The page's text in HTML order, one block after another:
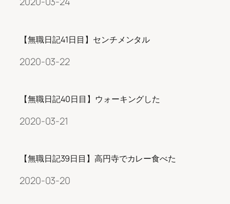
【無職日記41日目】センチメンタル
2020-03-22
【無職日記40日目】ウォーキングした
2020-03-21
【無職日記39日目】高円寺でカレー食べた
2020-03-20